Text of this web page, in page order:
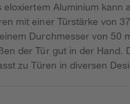
eloxiertem Aluminium kann
mit einer Türstärke von
Durchmesser von 50
der Tür gut in der Hand.
zu Türen in diversen